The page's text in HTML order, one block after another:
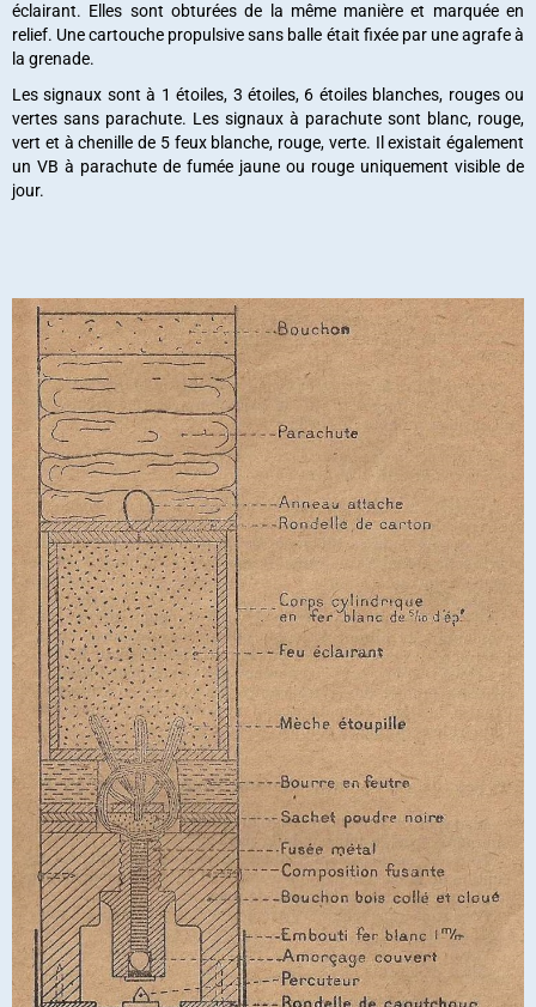
éclairant. Elles sont obturées de la même manière et marquée en
relief. Une cartouche propulsive sans balle était fixée par une agrafe à
la grenade.
Les signaux sont à 1 étoiles, 3 étoiles, 6 étoiles blanches, rouges ou
vertes sans parachute. Les signaux à parachute sont blanc, rouge,
vert et à chenille de 5 feux blanche, rouge, verte. Il existait également
un VB à parachute de fumée jaune ou rouge uniquement visible de
jour.